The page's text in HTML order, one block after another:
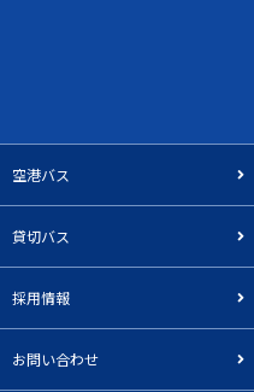
空港バス
貸切バス
採用情報
お問い合わせ